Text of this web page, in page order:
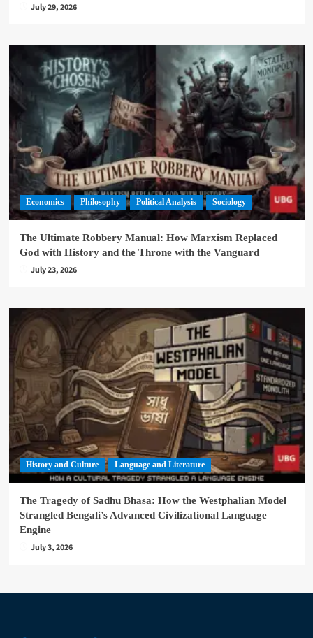
July 29, 2026
Economics Philosophy Political Analysis Sociology
The Ultimate Robbery Manual: How Marxism Replaced
God with History and the Throne with the Vanguard
July 23, 2026
History and Culture Language and Literature
The Tragedy of Sadhu Bhasa: How the Westphalian Model
Strangled Bengali’s Advanced Civilizational Language
Engine
July 3, 2026